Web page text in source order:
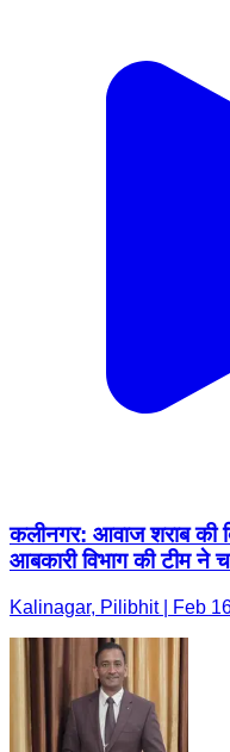
कलीनगर: आवाज शराब की
आबकारी विभाग की टीम ने
Kalinagar, Pilibhit | Feb